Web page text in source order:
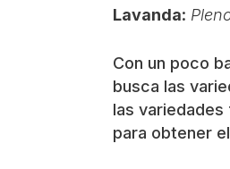
Lavanda:
Con un poco
busca las
las
para obtener